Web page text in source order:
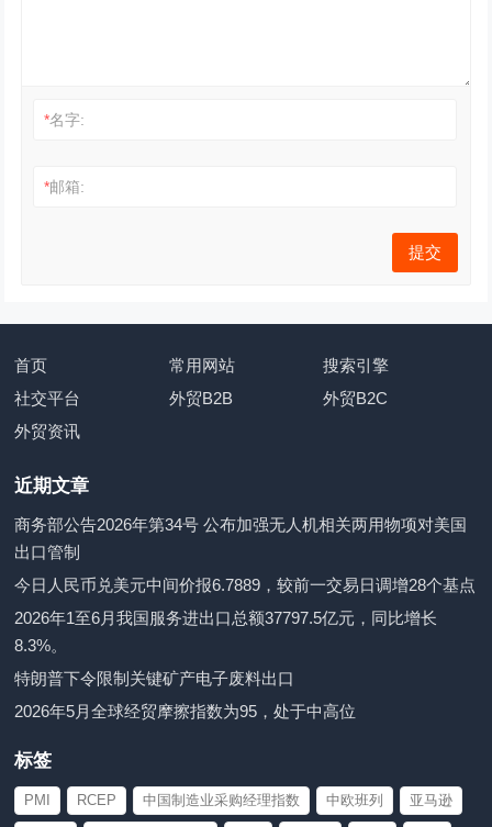
*名字:
*邮箱:
首页 常用网站
搜索引擎
社交平台
外贸B2B
外贸B2C
外贸资讯
近期文章
商务部公告2026年第34号 公布加强无人机相关两用物项对美国
出口管制
今日人民币兑美元中间价报6.7889，较前一交易日调增28个基点
2026年1至6月我国服务进出口总额37797.5亿元，同比增长
8.3%。
特朗普下令限制关键矿产电子废料出口
2026年5月全球经贸摩擦指数为95，处于中高位
标签
PMI RCEP 中国制造业采购经理指数 中欧班列 亚马逊